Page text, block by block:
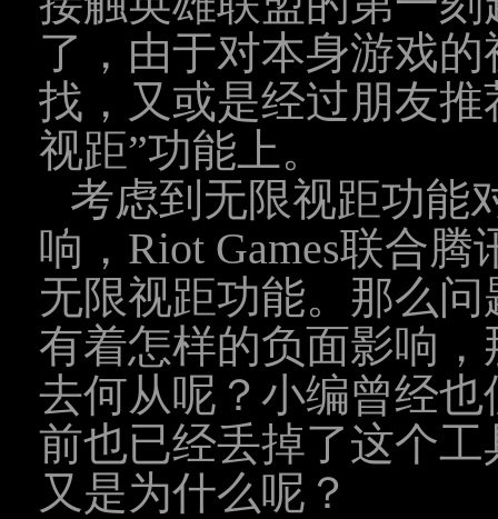
了，由于对本身游戏
找，又或是经过朋友
视距”功能上。
考虑到无限视距功能
响，Riot Games联合
无限视距功能。那么
有着怎样的负面影响
去何从呢？小编曾经
前也已经丢掉了这个
又是为什么呢？